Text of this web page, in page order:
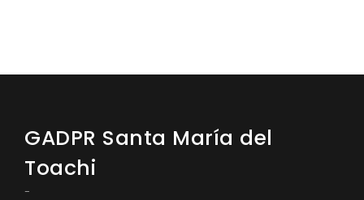
GADPR Santa María del
Toachi
-